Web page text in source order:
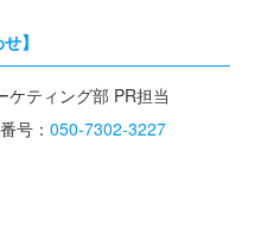
】
ティング部 PR担当
号： 050-7302-3227